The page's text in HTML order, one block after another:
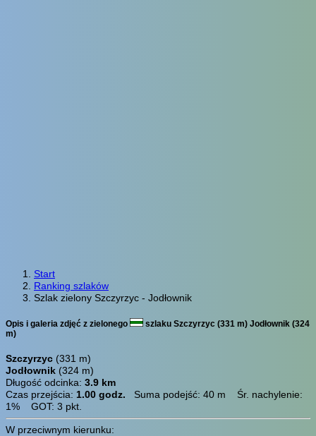
Start
Ranking szlaków
Szlak zielony Szczyrzyc - Jodłownik
Opis i galeria zdjęć z zielonego
szlaku Szczyrzyc (331 m) Jodłownik (324
m)
Szczyrzyc (331 m)
Jodłownik (324 m)
Długość odcinka: 3.9 km
Czas przejścia: 1.00 godz. Suma podejść: 40 m Śr. nachylenie:
1% GOT: 3 pkt.
W przeciwnym kierunku: